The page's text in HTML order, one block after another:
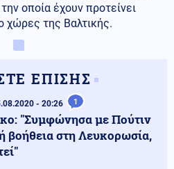
οποία έχουν προτείνει
χώρες της Βαλτικής.
ΕΠΙΣΗΣ
- 20:26 1
"Συμφώνησα με Πούτιν
βοήθεια στη Λευκορωσία,